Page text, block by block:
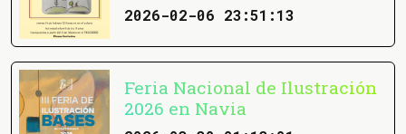
2026-02-06 23:51:13
Feria Nacional de Ilustración
2026 en Navia